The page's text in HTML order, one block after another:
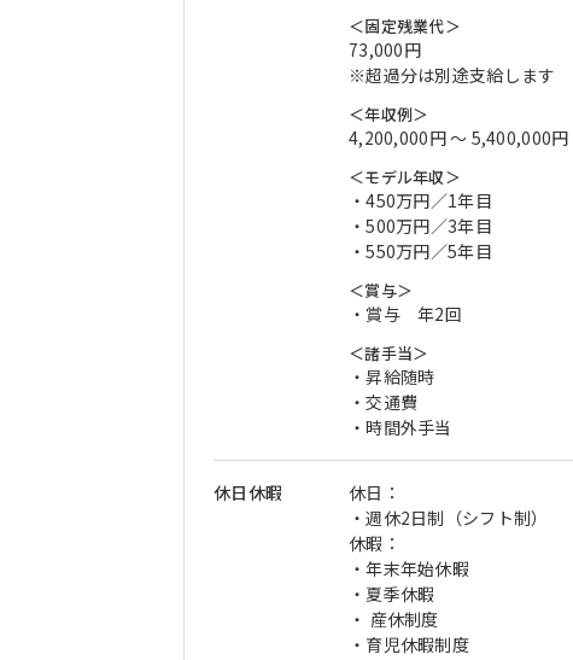
＜固定残業代＞
73,000円
※超過分は別途支給します
＜年収例＞
4,200,000円 〜 5,400,000円
＜モデル年収＞
・450万円／1年目
・500万円／3年目
・550万円／5年目
＜賞与＞
・賞与 年2回
＜諸手当＞
・昇給随時
・交通費
・時間外手当
休日休暇
休日：
・週休2日制（シフト制）
休暇：
・年末年始休暇
・夏季休暇
・ 産休制度
・育児休暇制度